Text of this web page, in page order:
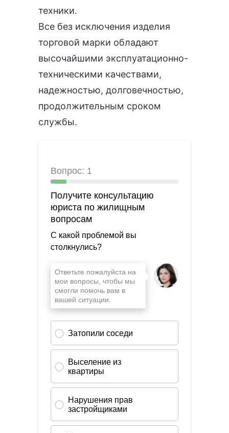
техники.
Все без исключения изделия
торговой марки обладают
высочайшими эксплуатационно-
техническими качествами,
надежностью, долговечностью,
продолжительным сроком
службы.